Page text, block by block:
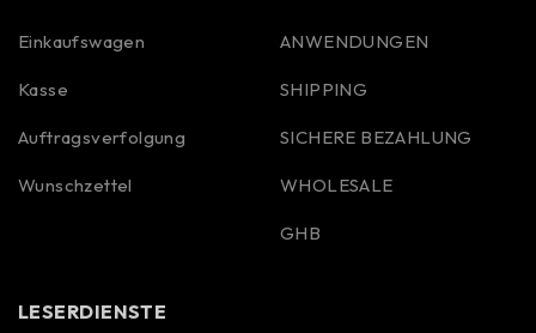
Einkaufswagen
Kasse
Auftragsverfolgung
Wunschzettel
ANWENDUNGEN
SHIPPING
SICHERE BEZAHLUNG
WHOLESALE
GHB
LESERDIENSTE